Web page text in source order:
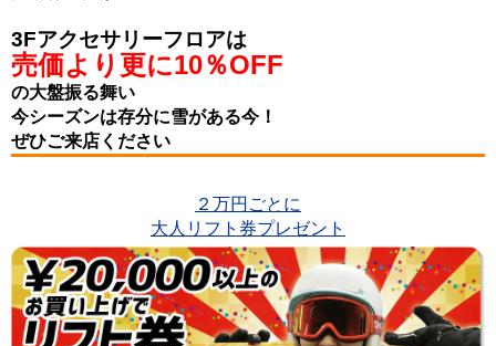
3Fアクセサリーフロアは
売価より更に10％OFF
の大盤振る舞い
今シーズンは存分に雪がある今！
ぜひご来店ください
２万円ごとに
大人リフト券プレゼント